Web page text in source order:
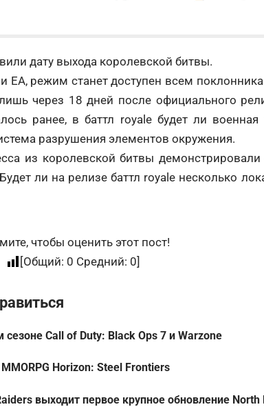
дату выхода королевской битвы.
EA, режим станет доступен всем
через 18 дней после официального
ранее, в баттл royale будет ли военная
разрушения элементов окружения.
из королевской битвы
ли на релизе баттл royale несколько
чтобы оценить этот пост!
[Общий: 0 Средний: 0]
Call of Duty: Black Ops 7 и Warzone
Horizon: Steel Frontiers
выходит первое крупное обновление North